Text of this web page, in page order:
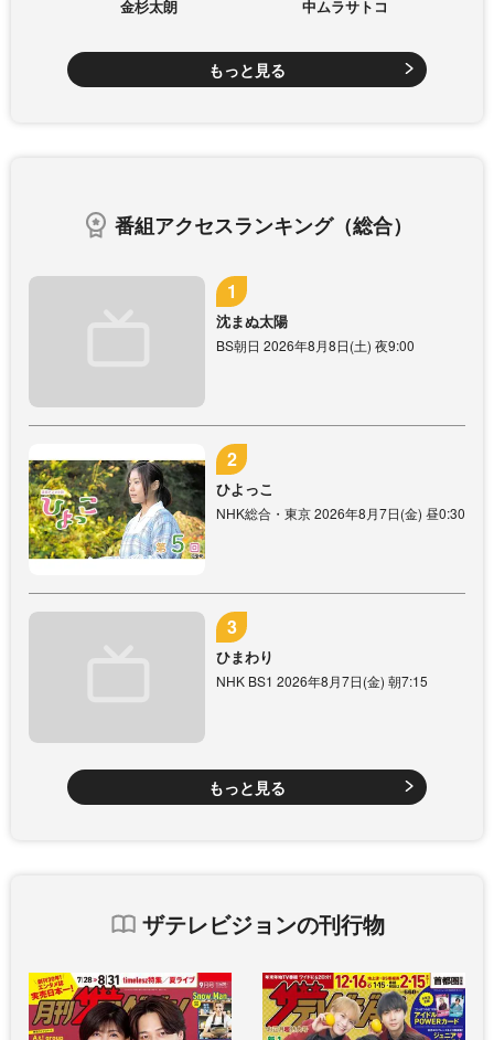
金杉太朗 中ムラサトコ
もっと見る
番組アクセスランキング（総合）
沈まぬ太陽
BS朝日 2026年8月8日(土) 夜9:00
ひよっこ
NHK総合・東京 2026年8月7日(金) 昼0:30
ひまわり
NHK BS1 2026年8月7日(金) 朝7:15
もっと見る
ザテレビジョンの刊行物